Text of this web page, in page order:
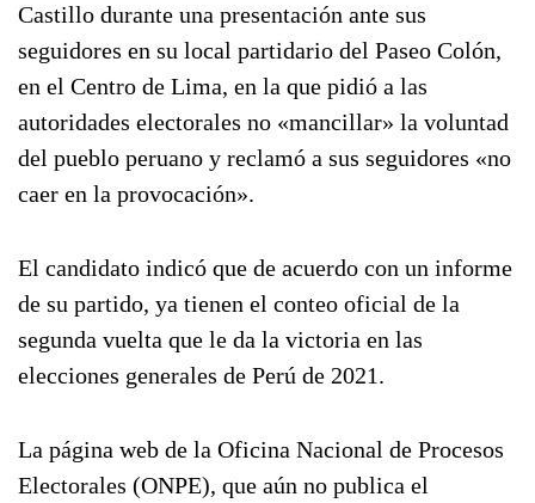
Castillo durante una presentación ante sus
seguidores en su local partidario del Paseo Colón,
en el Centro de Lima, en la que pidió a las
autoridades electorales no «mancillar» la voluntad
del pueblo peruano y reclamó a sus seguidores «no
caer en la provocación».
El candidato indicó que de acuerdo con un informe
de su partido, ya tienen el conteo oficial de la
segunda vuelta que le da la victoria en las
elecciones generales de Perú de 2021.
La página web de la Oficina Nacional de Procesos
Electorales (ONPE), que aún no publica el